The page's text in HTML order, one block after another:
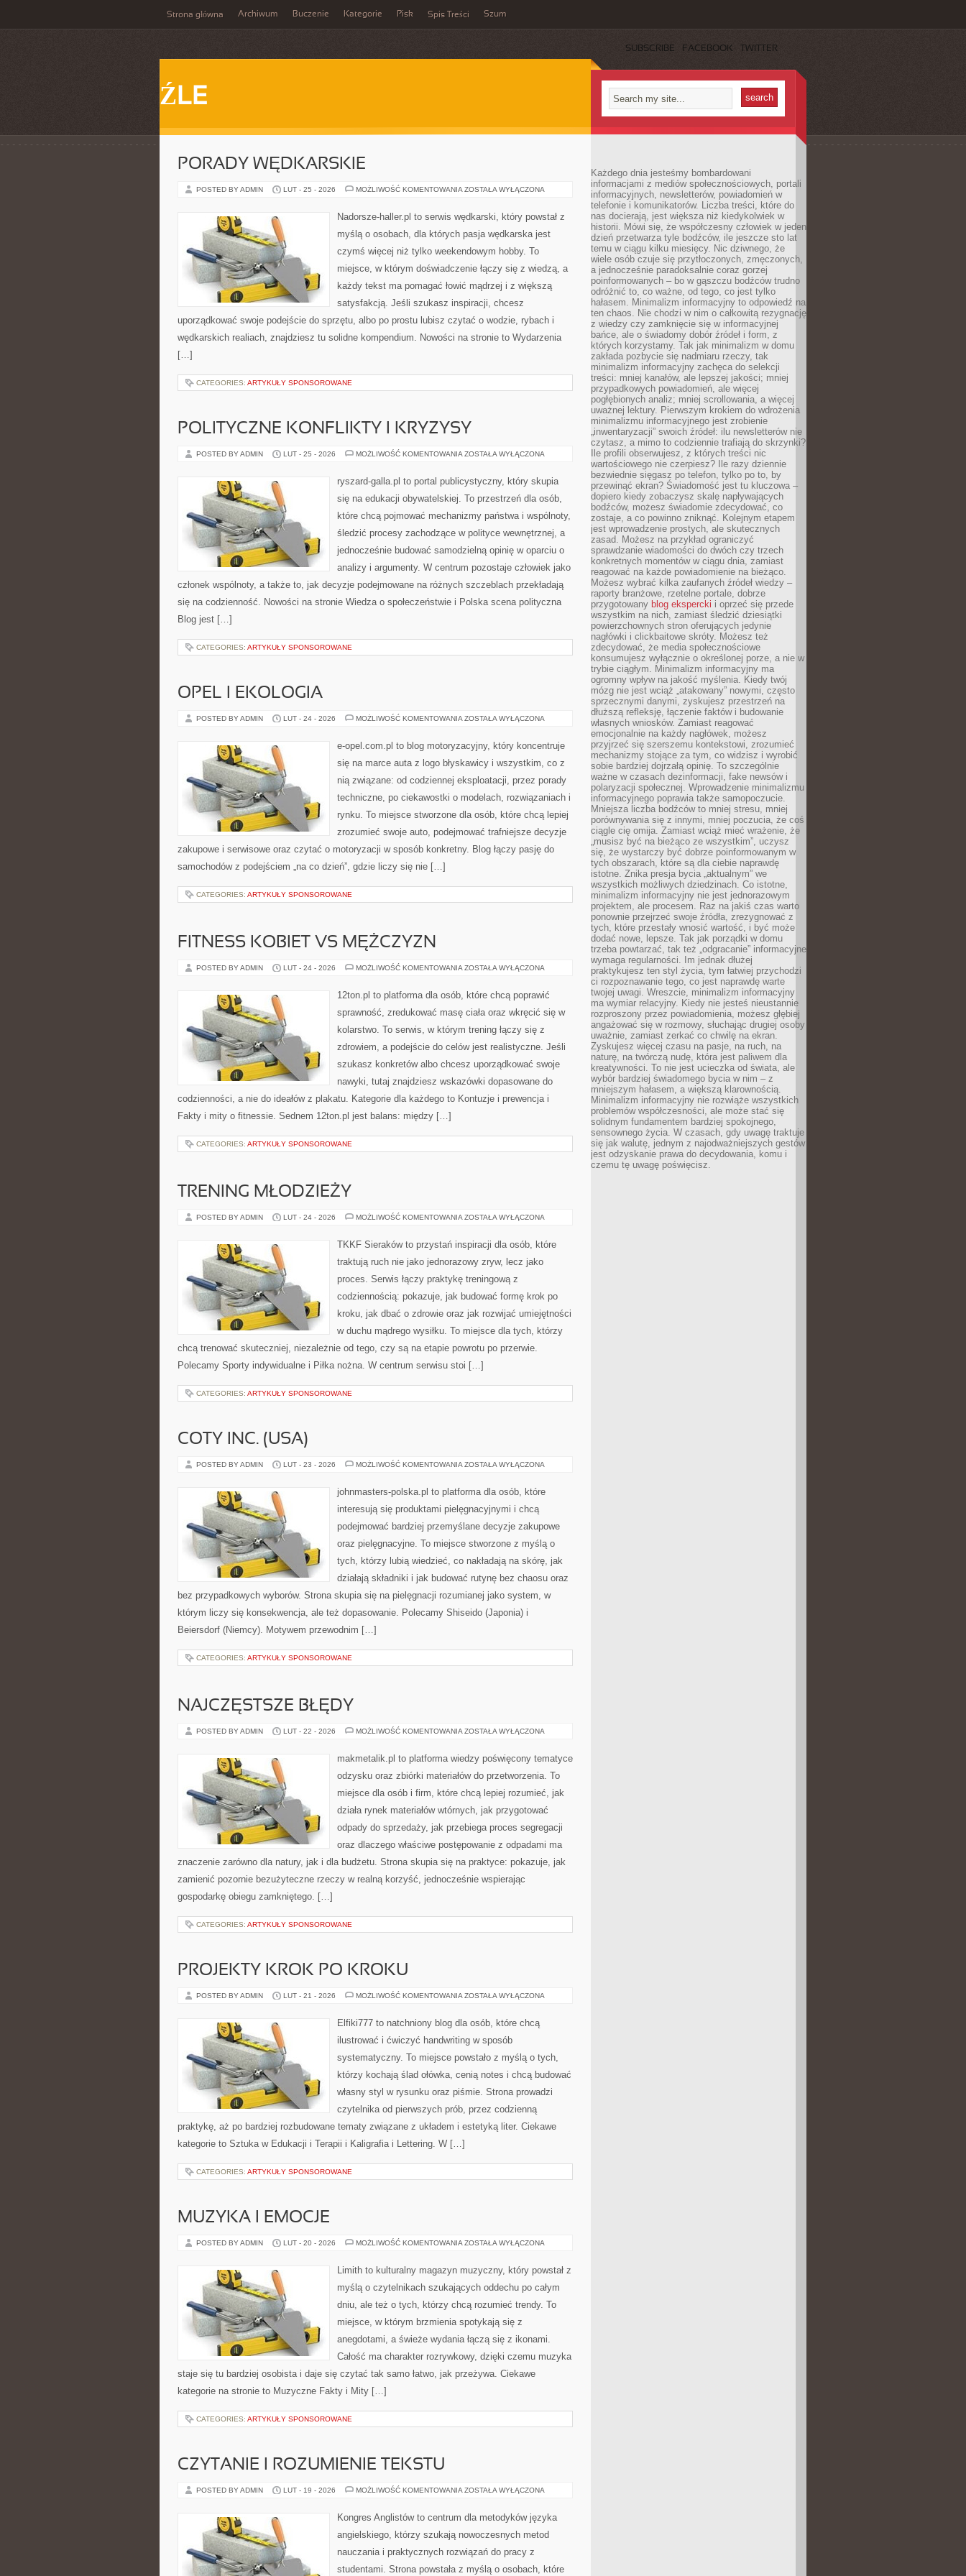
Strona główna Archiwum Buczenie Kategorie Pisk Spis Treści Szum
SUBSCRIBE FACEBOOK TWITTER
ŹLE
PORADY WĘDKARSKIE
POSTED BY ADMIN LUT - 25 - 2026 MOŻLIWOŚĆ KOMENTOWANIA PORADY
ZOSTAŁA WYŁĄCZONA
Nadorsze-haller.pl to serwis wędkarski, który powstał z
myślą o osobach, dla których pasja wędkarska jest
czymś więcej niż tylko weekendowym hobby. To
miejsce, w którym doświadczenie łączy się z wiedzą, a
każdy tekst ma pomagać łowić mądrzej i z większą
satysfakcją. Jeśli szukasz inspiracji, chcesz
uporządkować swoje podejście do sprzętu, albo po prostu lubisz czytać o wodzie, rybach i
wędkarskich realiach, znajdziesz tu solidne kompendium. Nowości na stronie to Wydarzenia
[…]
CATEGORIES: ARTYKUŁY SPONSOROWANE
POLITYCZNE KONFLIKTY I KRYZYSY
POSTED BY ADMIN LUT - 25 - 2026 MOŻLIWOŚĆ KOMENTOWANIA POLITYCZNE
KRYZYSY
ZOSTAŁA WYŁĄCZONA
ryszard-galla.pl to portal publicystyczny, który skupia
się na edukacji obywatelskiej. To przestrzeń dla osób,
które chcą pojmować mechanizmy państwa i wspólnoty,
śledzić procesy zachodzące w polityce wewnętrznej, a
jednocześnie budować samodzielną opinię w oparciu o
analizy i argumenty. W centrum pozostaje człowiek jako
członek wspólnoty, a także to, jak decyzje podejmowane na różnych szczeblach przekładają
się na codzienność. Nowości na stronie Wiedza o społeczeństwie i Polska scena polityczna
Blog jest […]
CATEGORIES: ARTYKUŁY SPONSOROWANE
OPEL I EKOLOGIA
POSTED BY ADMIN LUT - 24 - 2026 MOŻLIWOŚĆ KOMENTOWANIA OPEL
ZOSTAŁA WYŁĄCZONA
e-opel.com.pl to blog motoryzacyjny, który koncentruje
się na marce auta z logo błyskawicy i wszystkim, co z
nią związane: od codziennej eksploatacji, przez porady
techniczne, po ciekawostki o modelach, rozwiązaniach i
rynku. To miejsce stworzone dla osób, które chcą lepiej
zrozumieć swoje auto, podejmować trafniejsze decyzje
zakupowe i serwisowe oraz czytać o motoryzacji w sposób konkretny. Blog łączy pasję do
samochodów z podejściem „na co dzień”, gdzie liczy się nie […]
CATEGORIES: ARTYKUŁY SPONSOROWANE
FITNESS KOBIET VS MĘŻCZYZN
POSTED BY ADMIN LUT - 24 - 2026 MOŻLIWOŚĆ KOMENTOWANIA FITNESS
MĘŻCZYZN
ZOSTAŁA WYŁĄCZONA
12ton.pl to platforma dla osób, które chcą poprawić
sprawność, zredukować masę ciała oraz wkręcić się w
kolarstwo. To serwis, w którym trening łączy się z
zdrowiem, a podejście do celów jest realistyczne. Jeśli
szukasz konkretów albo chcesz uporządkować swoje
nawyki, tutaj znajdziesz wskazówki dopasowane do
codzienności, a nie do ideałów z plakatu. Kategorie dla każdego to Kontuzje i prewencja i
Fakty i mity o fitnessie. Sednem 12ton.pl jest balans: między […]
CATEGORIES: ARTYKUŁY SPONSOROWANE
TRENING MŁODZIEŻY
POSTED BY ADMIN LUT - 24 - 2026 MOŻLIWOŚĆ KOMENTOWANIA TRENING
ZOSTAŁA WYŁĄCZONA
TKKF Sieraków to przystań inspiracji dla osób, które
traktują ruch nie jako jednorazowy zryw, lecz jako
proces. Serwis łączy praktykę treningową z
codziennością: pokazuje, jak budować formę krok po
kroku, jak dbać o zdrowie oraz jak rozwijać umiejętności
w duchu mądrego wysiłku. To miejsce dla tych, którzy
chcą trenować skuteczniej, niezależnie od tego, czy są na etapie powrotu po przerwie.
Polecamy Sporty indywidualne i Piłka nożna. W centrum serwisu stoi […]
CATEGORIES: ARTYKUŁY SPONSOROWANE
COTY INC. (USA)
POSTED BY ADMIN LUT - 23 - 2026 MOŻLIWOŚĆ KOMENTOWANIA COTY
ZOSTAŁA WYŁĄCZONA
johnmasters-polska.pl to platforma dla osób, które
interesują się produktami pielęgnacyjnymi i chcą
podejmować bardziej przemyślane decyzje zakupowe
oraz pielęgnacyjne. To miejsce stworzone z myślą o
tych, którzy lubią wiedzieć, co nakładają na skórę, jak
działają składniki i jak budować rutynę bez chaosu oraz
bez przypadkowych wyborów. Strona skupia się na pielęgnacji rozumianej jako system, w
którym liczy się konsekwencja, ale też dopasowanie. Polecamy Shiseido (Japonia) i
Beiersdorf (Niemcy). Motywem przewodnim […]
CATEGORIES: ARTYKUŁY SPONSOROWANE
NAJCZĘSTSZE BŁĘDY
POSTED BY ADMIN LUT - 22 - 2026 MOŻLIWOŚĆ KOMENTOWANIA NAJCZĘSTSZE
ZOSTAŁA WYŁĄCZONA
makmetalik.pl to platforma wiedzy poświęcony tematyce
odzysku oraz zbiórki materiałów do przetworzenia. To
miejsce dla osób i firm, które chcą lepiej rozumieć, jak
działa rynek materiałów wtórnych, jak przygotować
odpady do sprzedaży, jak przebiega proces segregacji
oraz dlaczego właściwe postępowanie z odpadami ma
znaczenie zarówno dla natury, jak i dla budżetu. Strona skupia się na praktyce: pokazuje, jak
zamienić pozornie bezużyteczne rzeczy w realną korzyść, jednocześnie wspierając
gospodarkę obiegu zamkniętego. […]
CATEGORIES: ARTYKUŁY SPONSOROWANE
PROJEKTY KROK PO KROKU
POSTED BY ADMIN LUT - 21 - 2026 MOŻLIWOŚĆ KOMENTOWANIA PROJEKTY
KROKU
ZOSTAŁA WYŁĄCZONA
Elfiki777 to natchniony blog dla osób, które chcą
ilustrować i ćwiczyć handwriting w sposób
systematyczny. To miejsce powstało z myślą o tych,
którzy kochają ślad ołówka, cenią notes i chcą budować
własny styl w rysunku oraz piśmie. Strona prowadzi
czytelnika od pierwszych prób, przez codzienną
praktykę, aż po bardziej rozbudowane tematy związane z układem i estetyką liter. Ciekawe
kategorie to Sztuka w Edukacji i Terapii i Kaligrafia i Lettering. W […]
CATEGORIES: ARTYKUŁY SPONSOROWANE
MUZYKA I EMOCJE
POSTED BY ADMIN LUT - 20 - 2026 MOŻLIWOŚĆ KOMENTOWANIA MUZYKA
ZOSTAŁA WYŁĄCZONA
Limith to kulturalny magazyn muzyczny, który powstał z
myślą o czytelnikach szukających oddechu po całym
dniu, ale też o tych, którzy chcą rozumieć trendy. To
miejsce, w którym brzmienia spotykają się z
anegdotami, a świeże wydania łączą się z ikonami.
Całość ma charakter rozrywkowy, dzięki czemu muzyka
staje się tu bardziej osobista i daje się czytać tak samo łatwo, jak przeżywa. Ciekawe
kategorie na stronie to Muzyczne Fakty i Mity […]
CATEGORIES: ARTYKUŁY SPONSOROWANE
CZYTANIE I ROZUMIENIE TEKSTU
POSTED BY ADMIN LUT - 19 - 2026 MOŻLIWOŚĆ KOMENTOWANIA CZYTANIE
TEKSTU
ZOSTAŁA WYŁĄCZONA
Kongres Anglistów to centrum dla metodyków języka
angielskiego, którzy szukają nowoczesnych metod
nauczania i praktycznych rozwiązań do pracy z
studentami. Strona powstała z myślą o osobach, które
Każdego dnia jesteśmy bombardowani
informacjami z mediów społecznościowych, portali
informacyjnych, newsletterów, powiadomień w
telefonie i komunikatorów. Liczba treści, które do
nas docierają, jest większa niż kiedykolwiek w
historii. Mówi się, że współczesny człowiek w jeden
dzień przetwarza tyle bodźców, ile jeszcze sto lat
temu w ciągu kilku miesięcy. Nic dziwnego, że
wiele osób czuje się przytłoczonych, zmęczonych,
a jednocześnie paradoksalnie coraz gorzej
poinformowanych – bo w gąszczu bodźców trudno
odróżnić to, co ważne, od tego, co jest tylko
hałasem. Minimalizm informacyjny to odpowiedź na
ten chaos. Nie chodzi w nim o całkowitą rezygnację
z wiedzy czy zamknięcie się w informacyjnej
bańce, ale o świadomy dobór źródeł i form, z
których korzystamy. Tak jak minimalizm w domu
zakłada pozbycie się nadmiaru rzeczy, tak
minimalizm informacyjny zachęca do selekcji
treści: mniej kanałów, ale lepszej jakości; mniej
przypadkowych powiadomień, ale więcej
pogłębionych analiz; mniej scrollowania, a więcej
uważnej lektury. Pierwszym krokiem do wdrożenia
minimalizmu informacyjnego jest zrobienie
„inwentaryzacji” swoich źródeł: ilu newsletterów nie
czytasz, a mimo to codziennie trafiają do skrzynki?
Ile profili obserwujesz, z których treści nic
wartościowego nie czerpiesz? Ile razy dziennie
bezwiednie sięgasz po telefon, tylko po to, by
przewinąć ekran? Świadomość jest tu kluczowa –
dopiero kiedy zobaczysz skalę napływających
bodźców, możesz świadomie zdecydować, co
zostaje, a co powinno zniknąć. Kolejnym etapem
jest wprowadzenie prostych, ale skutecznych
zasad. Możesz na przykład ograniczyć
sprawdzanie wiadomości do dwóch czy trzech
konkretnych momentów w ciągu dnia, zamiast
reagować na każde powiadomienie na bieżąco.
Możesz wybrać kilka zaufanych źródeł wiedzy –
raporty branżowe, rzetelne portale, dobrze
przygotowany blog ekspercki i oprzeć się przede
wszystkim na nich, zamiast śledzić dziesiątki
powierzchownych stron oferujących jedynie
nagłówki i clickbaitowe skróty. Możesz też
zdecydować, że media społecznościowe
konsumujesz wyłącznie o określonej porze, a nie w
trybie ciągłym. Minimalizm informacyjny ma
ogromny wpływ na jakość myślenia. Kiedy twój
mózg nie jest wciąż „atakowany” nowymi, często
sprzecznymi danymi, zyskujesz przestrzeń na
dłuższą refleksję, łączenie faktów i budowanie
własnych wniosków. Zamiast reagować
emocjonalnie na każdy nagłówek, możesz
przyjrzeć się szerszemu kontekstowi, zrozumieć
mechanizmy stojące za tym, co widzisz i wyrobić
sobie bardziej dojrzałą opinię. To szczególnie
ważne w czasach dezinformacji, fake newsów i
polaryzacji społecznej. Wprowadzenie minimalizmu
informacyjnego poprawia także samopoczucie.
Mniejsza liczba bodźców to mniej stresu, mniej
porównywania się z innymi, mniej poczucia, że coś
ciągle cię omija. Zamiast wciąż mieć wrażenie, że
„musisz być na bieżąco ze wszystkim”, uczysz
się, że wystarczy być dobrze poinformowanym w
tych obszarach, które są dla ciebie naprawdę
istotne. Znika presja bycia „aktualnym” we
wszystkich możliwych dziedzinach. Co istotne,
minimalizm informacyjny nie jest jednorazowym
projektem, ale procesem. Raz na jakiś czas warto
ponownie przejrzeć swoje źródła, zrezygnować z
tych, które przestały wnosić wartość, i być może
dodać nowe, lepsze. Tak jak porządki w domu
trzeba powtarzać, tak też „odgracanie” informacyjne
wymaga regularności. Im jednak dłużej
praktykujesz ten styl życia, tym łatwiej przychodzi
ci rozpoznawanie tego, co jest naprawdę warte
twojej uwagi. Wreszcie, minimalizm informacyjny
ma wymiar relacyjny. Kiedy nie jesteś nieustannie
rozproszony przez powiadomienia, możesz głębiej
angażować się w rozmowy, słuchając drugiej osoby
uważnie, zamiast zerkać co chwilę na ekran.
Zyskujesz więcej czasu na pasje, na ruch, na
naturę, na twórczą nudę, która jest paliwem dla
kreatywności. To nie jest ucieczka od świata, ale
wybór bardziej świadomego bycia w nim – z
mniejszym hałasem, a większą klarownością.
Minimalizm informacyjny nie rozwiąże wszystkich
problemów współczesności, ale może stać się
solidnym fundamentem bardziej spokojnego,
sensownego życia. W czasach, gdy uwagę traktuje
się jak walutę, jednym z najodważniejszych gestów
jest odzyskanie prawa do decydowania, komu i
czemu tę uwagę poświęcisz.